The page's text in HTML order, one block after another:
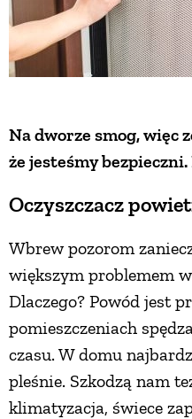
Na dworze smog, więc
że jesteśmy
Oczyszczacz
Wbrew pozorom
większym problemem
Dlaczego? Powód jest
pomieszczeniach
czasu. W domu
pleśnie. Szkodzą nam
klimatyzacja, świece